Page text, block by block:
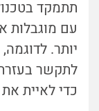
תתמקד
עם מוגבלות
לתקשר
כדי לאיית